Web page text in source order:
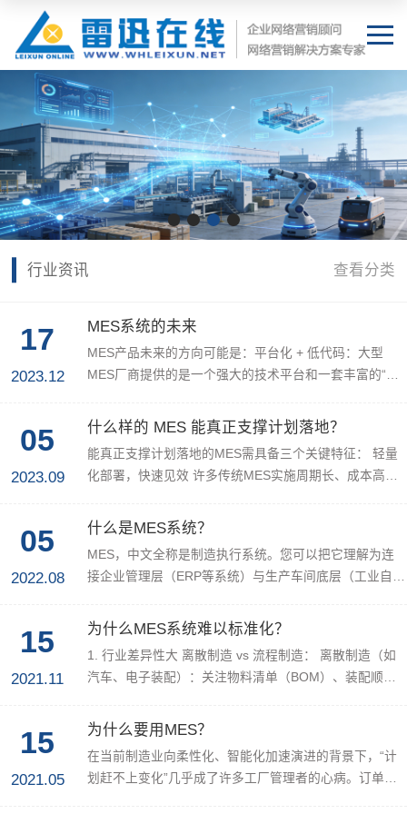
行业资讯 查看分类
17
2023.12
MES系统的未来
MES产品未来的方向可能是：平台化 + 低代码：大型
MES厂商提供的是一个强大的技术平台和一套丰富的“乐
05
2023.09
什么样的 MES 能真正支撑计划落地？
能真正支撑计划落地的MES需具备三个关键特征： 轻量
化部署，快速见效 许多传统MES实施周期长、成本高、
05
2022.08
什么是MES系统？
MES，中文全称是制造执行系统。您可以把它理解为连
接企业管理层（ERP等系统）与生产车间底层（工业自动
15
2021.11
为什么MES系统难以标准化？
1. 行业差异性大 离散制造 vs 流程制造： 离散制造（如
汽车、电子装配）：关注物料清单（BOM）、装配顺
15
2021.05
为什么要用MES？
在当前制造业向柔性化、智能化加速演进的背景下，“计
划赶不上变化”几乎成了许多工厂管理者的心病。订单插